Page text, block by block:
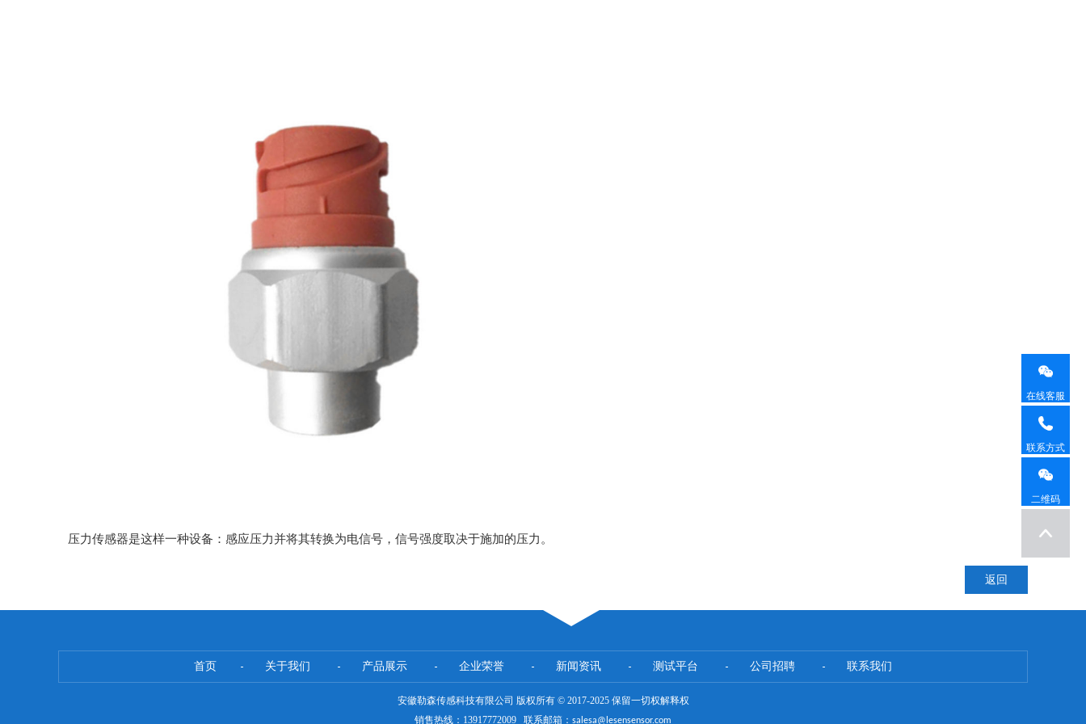
压力传感器是这样一种设备：感应压力并将其转换为电信号，信号强度取决于施加的压力。
返回
首页 关于我们 产品展示 企业荣誉 新闻资讯 测试平台 公司招聘 联系我们
安徽勒森传感科技有限公司 版权所有 © 2017-2025 保留一切权解释权
销售热线：13917772009 联系邮箱： salesa@lesensensor.com
在线客服
联系方式
二维码